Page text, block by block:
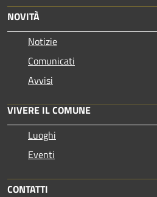
NOVITÀ
Notizie
Comunicati
Avvisi
VIVERE IL COMUNE
Luoghi
Eventi
CONTATTI